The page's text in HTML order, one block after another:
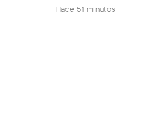
Hace 51 minutos